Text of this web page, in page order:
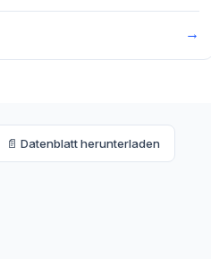
→
📄 Datenblatt herunterladen